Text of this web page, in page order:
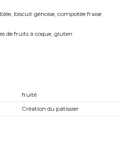
biscuit génoise, compotée fraise
de fruits à coque, gluten
fruité
Création du pâtissier